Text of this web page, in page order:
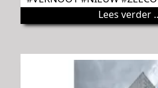
Lees verder